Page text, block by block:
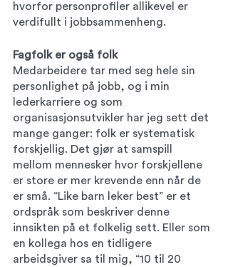
hvorfor personprofiler allikevel er
verdifullt i jobbsammenheng.
Fagfolk er også folk
Medarbeidere tar med seg hele sin
personlighet på jobb, og i min
lederkarriere og som
organisasjonsutvikler har jeg sett det
mange ganger: folk er systematisk
forskjellig. Det gjør at samspill
mellom mennesker hvor forskjellene
er store er mer krevende enn når de
er små. “Like barn leker best” er et
ordspråk som beskriver denne
innsikten på et folkelig sett. Eller som
en kollega hos en tidligere
arbeidsgiver sa til mig, “10 til 20